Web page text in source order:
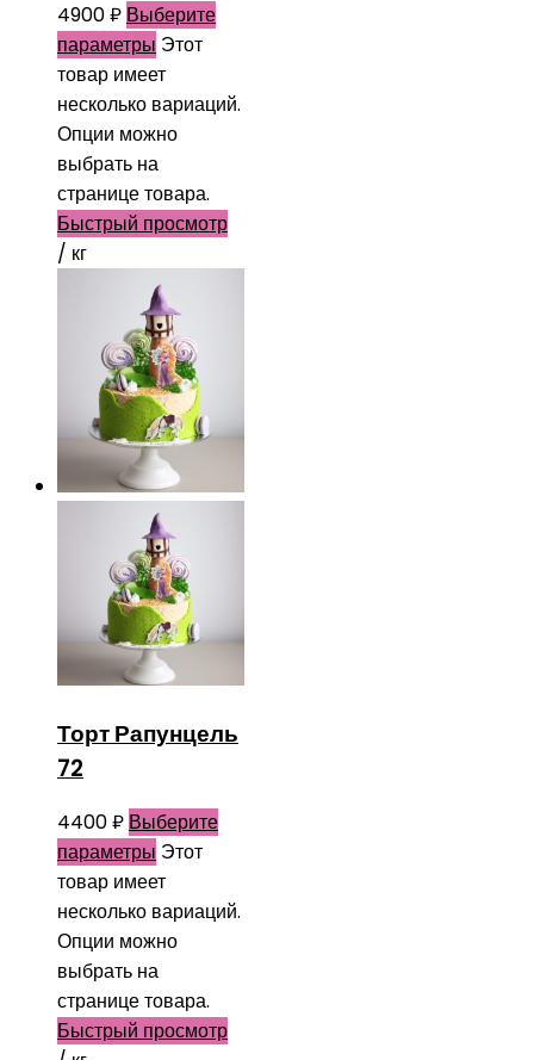
4900₽ Выберите
параметры Этот
товар имеет
несколько вариаций.
Опции можно
выбрать на
странице товара.
Быстрый просмотр
/ кг
Торт Рапунцель
72
4400₽ Выберите
параметры Этот
товар имеет
несколько вариаций.
Опции можно
выбрать на
странице товара.
Быстрый просмотр